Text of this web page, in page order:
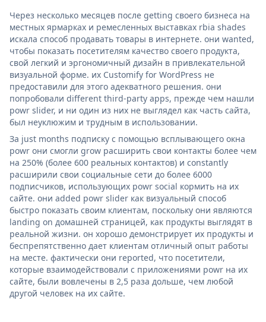
Через несколько месяцев после getting своего бизнеса на
местных ярмарках и ремесленных выставках rbia shades
искала способ продавать товары в интернете. они wanted,
чтобы показать посетителям качество своего продукта,
свой легкий и эргономичный дизайн в привлекательной
визуальной форме. их Customify for WordPress не
предоставили для этого адекватного решения. они
попробовали different third-party apps, прежде чем нашли
powr slider, и ни один из них не выглядел как часть сайта,
был неуклюжим и трудным в использовании.
За just months подписку с помощью всплывающего окна
powr они смогли grow расширить свои контакты более чем
на 250% (более 600 реальных контактов) и constantly
расширили свои социальные сети до более 6000
подписчиков, использующих powr social кормить на их
сайте. они added powr slider как визуальный способ
быстро показать своим клиентам, поскольку они являются
landing on домашней страницей, как продукты выглядят в
реальной жизни. он хорошо демонстрирует их продукты и
беспрепятственно дает клиентам отличный опыт работы
на месте. фактически они reported, что посетители,
которые взаимодействовали с приложениями powr на их
сайте, были вовлечены в 2,5 раза дольше, чем любой
другой человек на их сайте.